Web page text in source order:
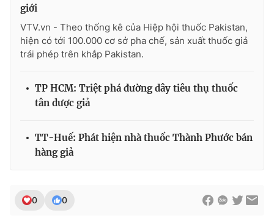
VTV Sức khoẻ Bất động sản
VTV4
VTV9 VTV8
giới
VTV.vn - Theo thống kê của Hiệp hội thuốc Pakistan,
hiện có tới 100.000 cơ sở pha chế, sản xuất thuốc giả
trái phép trên khắp Pakistan.
TP HCM: Triệt phá đường dây tiêu thụ thuốc
tân dược giả
TT-Huế: Phát hiện nhà thuốc Thành Phước bán
hàng giả
0 0